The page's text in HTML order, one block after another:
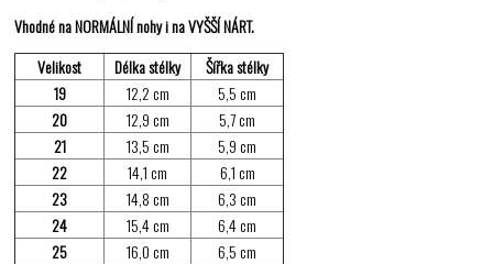
Vhodné na NORMÁLNÍ nohyi na VYŠŠÍ NÁRT.
Velikost
Délka stélky
Šířka stélky
19
12,2 cm
5,5 cm
20
12,9 cm
5,7 cm
21
13,5 cm
5,9 cm
22
14,1 cm
6,1 cm
23
14,8 cm
6,3 cm
24
15,4 cm
6,4 cm
25
16,0 cm
6,5 cm